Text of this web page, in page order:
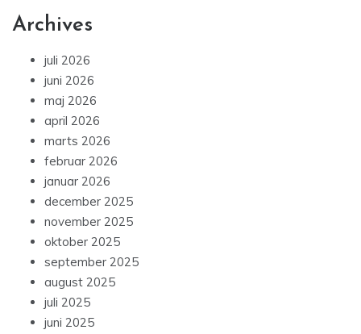
Archives
juli 2026
juni 2026
maj 2026
april 2026
marts 2026
februar 2026
januar 2026
december 2025
november 2025
oktober 2025
september 2025
august 2025
juli 2025
juni 2025